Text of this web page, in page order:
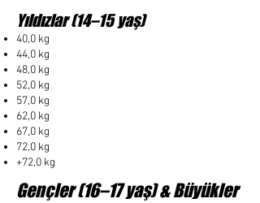
Yıldızlar (14–15 yaş)
40,0 kg
44,0 kg
48,0 kg
52,0 kg
57,0 kg
62,0 kg
67,0 kg
72,0 kg
+72,0 kg
Gençler (16–17 yaş) & Büyükler